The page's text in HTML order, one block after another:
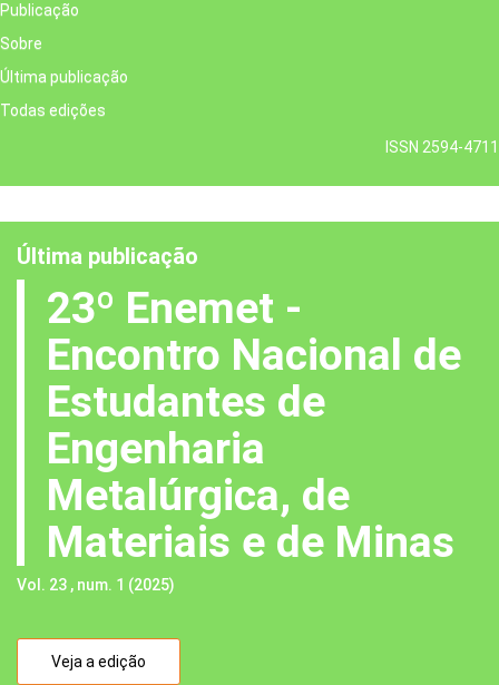
Publicação
Sobre
Última publicação
Todas edições
ISSN 2594-4711
Última publicação
23º Enemet -
Encontro Nacional de
Estudantes de
Engenharia
Metalúrgica, de
Materiais e de Minas
Vol. 23 , num. 1 (2025)
Veja a edição